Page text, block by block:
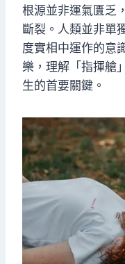
根源並非運氣匱乏
斷裂。人類並非單
度實相中運作的意
樂，理解「指揮艙
生的首要關鍵。